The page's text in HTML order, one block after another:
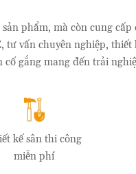
phẩm, mà còn cung cấp
tư vấn chuyên nghiệp,
gắng mang đến trải
kế sân thi công
miễn phí